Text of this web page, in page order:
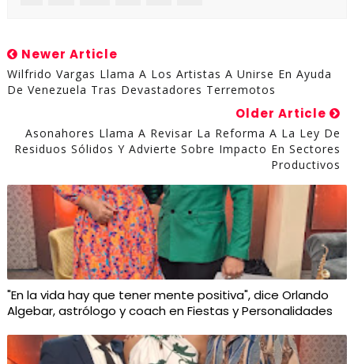
Newer Article
Wilfrido Vargas Llama A Los Artistas A Unirse En Ayuda
De Venezuela Tras Devastadores Terremotos
Older Article
Asonahores Llama A Revisar La Reforma A La Ley De
Residuos Sólidos Y Advierte Sobre Impacto En Sectores
Productivos
"En la vida hay que tener mente positiva", dice Orlando
Algebar, astrólogo y coach en Fiestas y Personalidades